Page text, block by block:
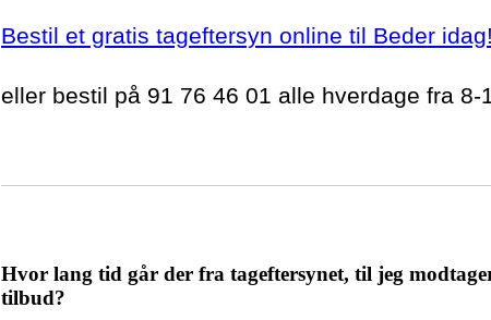
Bestil et gratis tageftersyn online til Beder idag!
eller bestil på 91 76 46 01 alle hverdage fra 8-
Hvor lang tid går der fra tageftersynet, til jeg
tilbud?